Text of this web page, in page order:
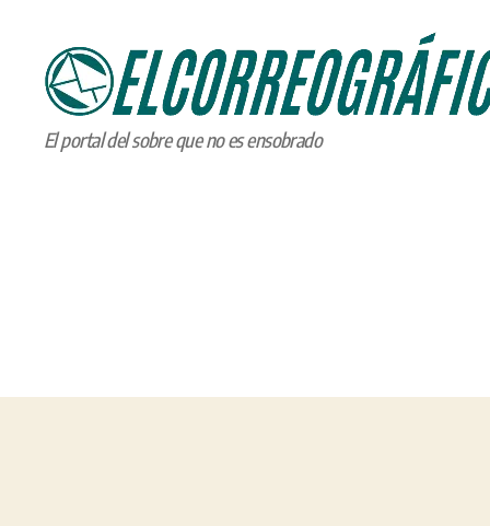
ELCORREOGRÁFICO
El portal del sobre que no es ensobrado